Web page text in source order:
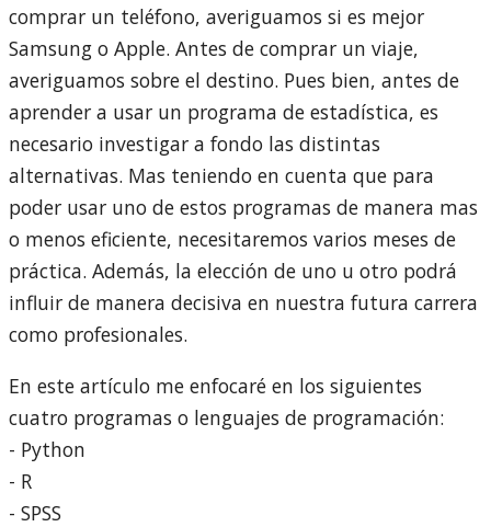
comprar un teléfono, averiguamos si es mejor
Samsung o Apple. Antes de comprar un viaje,
averiguamos sobre el destino. Pues bien, antes de
aprender a usar un programa de estadística, es
necesario investigar a fondo las distintas
alternativas. Mas teniendo en cuenta que para
poder usar uno de estos programas de manera mas
o menos eficiente, necesitaremos varios meses de
práctica. Además, la elección de uno u otro podrá
influir de manera decisiva en nuestra futura carrera
como profesionales.
En este artículo me enfocaré en los siguientes
cuatro programas o lenguajes de programación:
- Python
- R
- SPSS